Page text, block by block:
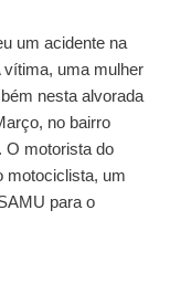
um acidente na
vítima, uma mulher
nesta alvorada
no bairro
O motorista do
motociclista, um
para o